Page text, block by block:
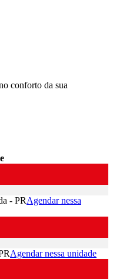
conforto da sua
- PRAgendar nessa
Agendar nessa unidade